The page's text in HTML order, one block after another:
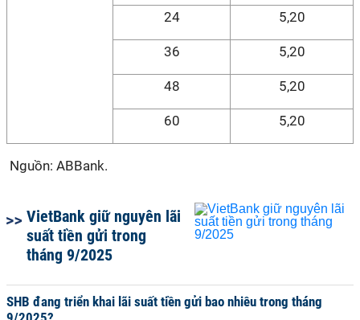
24 5,20
36 5,20
48 5,20
60 5,20
Nguồn: ABBank.
VietBank giữ nguyên lãi
suất tiền gửi trong
tháng 9/2025
SHB đang triển khai lãi suất tiền gửi bao nhiêu trong tháng